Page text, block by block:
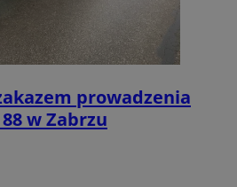
prowadzenia
w Zabrzu